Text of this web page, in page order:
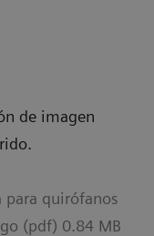
de imagen
para quirófanos
(pdf) 0.84 MB